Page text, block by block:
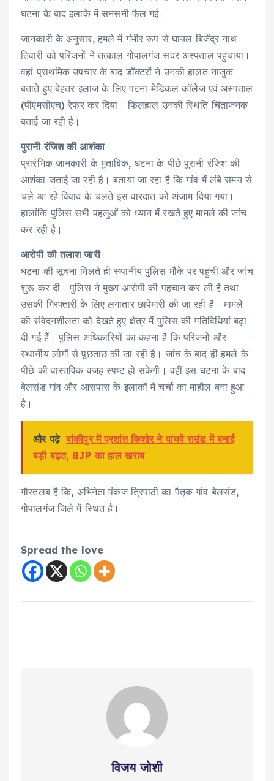
घटना के बाद इलाके में सनसनी फैल गई।
जानकारी के अनुसार, हमले में गंभीर रूप से घायल बिजेंद्र नाथ
तिवारी को परिजनों ने तत्काल गोपालगंज सदर अस्पताल पहुंचाया।
वहां प्राथमिक उपचार के बाद डॉक्टरों ने उनकी हालत नाजुक
बताते हुए बेहतर इलाज के लिए पटना मेडिकल कॉलेज एवं अस्पताल
(पीएमसीएच) रेफर कर दिया। फिलहाल उनकी स्थिति चिंताजनक
बताई जा रही है।
पुरानी रंजिश की आशंका
प्रारंभिक जानकारी के मुताबिक, घटना के पीछे पुरानी रंजिश की
आशंका जताई जा रही है। बताया जा रहा है कि गांव में लंबे समय से
चले आ रहे विवाद के चलते इस वारदात को अंजाम दिया गया।
हालांकि पुलिस सभी पहलुओं को ध्यान में रखते हुए मामले की जांच
कर रही है।
आरोपी की तलाश जारी
घटना की सूचना मिलते ही स्थानीय पुलिस मौके पर पहुंची और जांच
शुरू कर दी। पुलिस ने मुख्य आरोपी की पहचान कर ली है तथा
उसकी गिरफ्तारी के लिए लगातार छापेमारी की जा रही है। मामले
की संवेदनशीलता को देखते हुए क्षेत्र में पुलिस की गतिविधियां बढ़ा
दी गई हैं। पुलिस अधिकारियों का कहना है कि परिजनों और
स्थानीय लोगों से पूछताछ की जा रही है। जांच के बाद ही हमले के
पीछे की वास्तविक वजह स्पष्ट हो सकेगी। वहीं इस घटना के बाद
बेलसंड गांव और आसपास के इलाकों में चर्चा का माहौल बना हुआ
है।
और पढ़े बांकीपुर में प्रशांत किशोर ने पांचवें राउंड में बनाई
बड़ी बढ़त, BJP का हाल खराब
गौरतलब है कि, अभिनेता पंकज त्रिपाठी का पैतृक गांव बेलसंड,
गोपालगंज जिले में स्थित है।
Spread the love
विजय जोशी